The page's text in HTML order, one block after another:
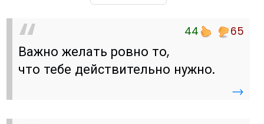
44 65
Важно желать ровно то,
что тебе действительно нужно.
→